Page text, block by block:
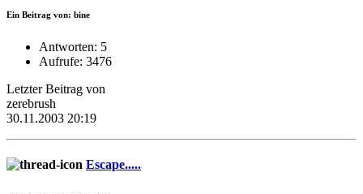
Ein Beitrag von: bine
Antworten: 5
Aufrufe: 3476
Letzter Beitrag von
zerebrush
30.11.2003 20:19
Escape.....